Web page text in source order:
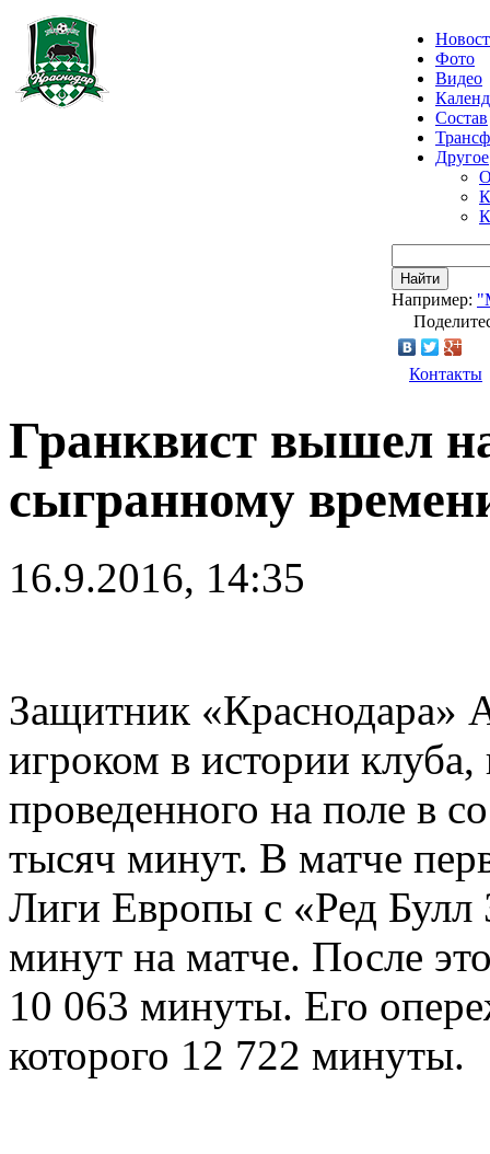
Фото
Видео
Состав
Другое
Найти
Например:
Контакты
Гранквист вышел
сыгранному
16.9.2016, 14:35
Защитник «Краснодара»
игроком в истории
проведенного на поле в
тысяч минут. В матче
Лиги Европы с «Ред Булл
минут на матче. После
10 063 минуты. Его
которого 12 722 минуты.